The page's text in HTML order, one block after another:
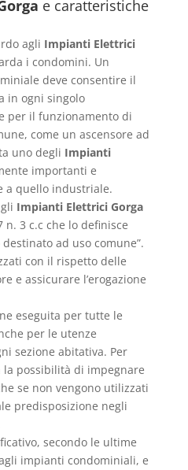
e caratteristiche
agli Impianti Elettrici
i condomini. Un
deve consentire il
in ogni singolo
per il funzionamento di
come un ascensore ad
uno degli Impianti
importanti e
a quello industriale.
Impianti Elettrici Gorga
n. 3 c.c che lo definisce
ad uso comune”.
con il rispetto delle
e assicurare l’erogazione
eseguita per tutte le
per le utenze
sezione abitativa. Per
possibilità di impegnare
se non vengono utilizzati
predisposizione negli
secondo le ultime
impianti condominiali, e